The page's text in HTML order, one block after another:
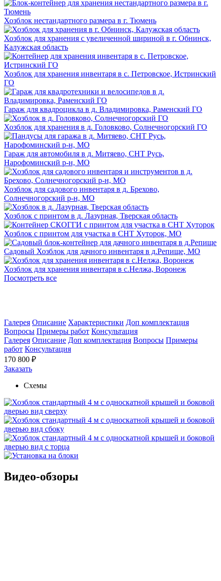
Хозблок нестандартного размера в г. Тюмень
Хозблок для хранения с увеличенной шириной в г. Обнинск,
Калужская область
Хозблок для хранения инвентаря в с. Петровское, Истринский
ГО
Гараж для квадроцикла в д. Владимировка, Раменский ГО
Хозблок для хранения в д. Головково, Солнечногорский ГО
Гараж для автомобиля в д. Митяево, СНТ Русь,
Нарофоминский р-н, МО
Хозблок для садового инвентаря в д. Брехово,
Солнечногорский р-н, МО
Хозблок с принтом в д. Лазурная, Тверская область
Хозблок с принтом для участка в СНТ Хуторок, МО
Садовый Хозблок для дачного инвентаря в д.Репище, МО
Хозблок для хранения инвентаря в с.Нелжа, Воронеж
Посмотреть все
Галерея Описание Характеристики Доп комплектация
Вопросы Примеры работ Консультация
Галерея Описание Доп комплектация Вопросы Примеры
работ Консультация
170 800 ₽
Заказать
Схемы
Видео-обзоры